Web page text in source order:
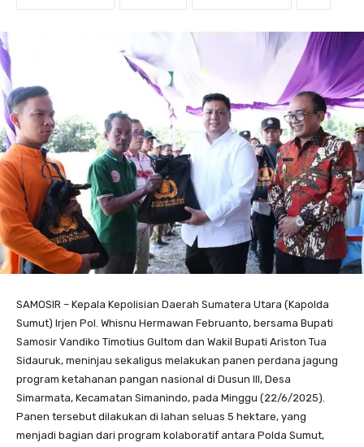
SAMOSIR – Kepala Kepolisian Daerah Sumatera Utara (Kapolda
Sumut) Irjen Pol. Whisnu Hermawan Februanto, bersama Bupati
Samosir Vandiko Timotius Gultom dan Wakil Bupati Ariston Tua
Sidauruk, meninjau sekaligus melakukan panen perdana jagung
program ketahanan pangan nasional di Dusun III, Desa
Simarmata, Kecamatan Simanindo, pada Minggu (22/6/2025).
Panen tersebut dilakukan di lahan seluas 5 hektare, yang
menjadi bagian dari program kolaboratif antara Polda Sumut,